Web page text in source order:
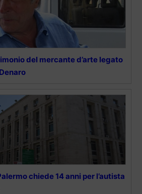
del mercante d’arte legato
chiede 14 anni per l’autista